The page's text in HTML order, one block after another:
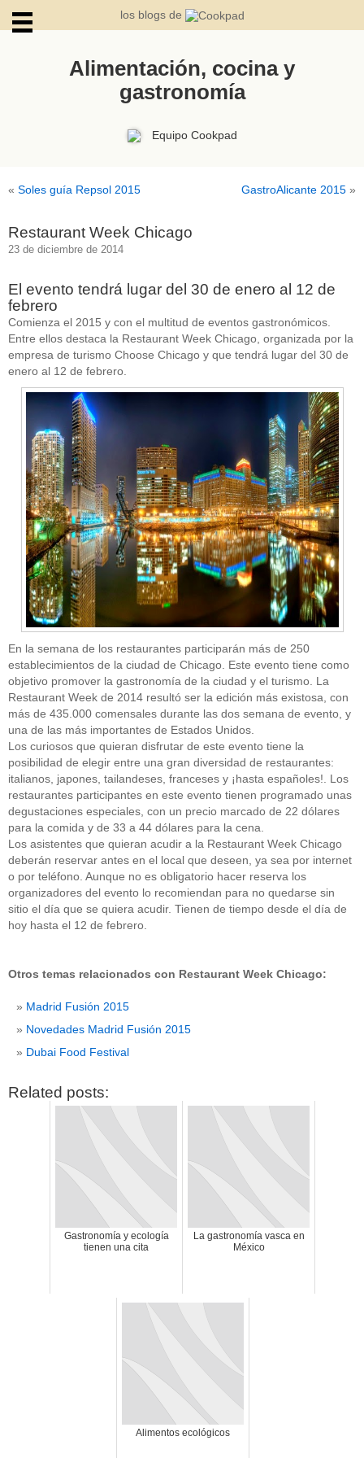
los blogs de
Alimentación, cocina y
gastronomía
Equipo Cookpad
« Soles guía Repsol 2015 GastroAlicante 2015 »
Restaurant Week Chicago
23 de diciembre de 2014
El evento tendrá lugar del 30 de enero al 12 de
febrero
Comienza el 2015 y con el multitud de eventos gastronómicos.
Entre ellos destaca la Restaurant Week Chicago, organizada por la
empresa de turismo Choose Chicago y que tendrá lugar del 30 de
enero al 12 de febrero.
En la semana de los restaurantes participarán más de 250
establecimientos de la ciudad de Chicago. Este evento tiene como
objetivo promover la gastronomía de la ciudad y el turismo. La
Restaurant Week de 2014 resultó ser la edición más existosa, con
más de 435.000 comensales durante las dos semana de evento, y
una de las más importantes de Estados Unidos.
Los curiosos que quieran disfrutar de este evento tiene la
posibilidad de elegir entre una gran diversidad de restaurantes:
italianos, japones, tailandeses, franceses y ¡hasta españoles!. Los
restaurantes participantes en este evento tienen programado unas
degustaciones especiales, con un precio marcado de 22 dólares
para la comida y de 33 a 44 dólares para la cena.
Los asistentes que quieran acudir a la Restaurant Week Chicago
deberán reservar antes en el local que deseen, ya sea por internet
o por teléfono. Aunque no es obligatorio hacer reserva los
organizadores del evento lo recomiendan para no quedarse sin
sitio el día que se quiera acudir. Tienen de tiempo desde el día de
hoy hasta el 12 de febrero.
Otros temas relacionados con Restaurant Week Chicago:
Madrid Fusión 2015
Novedades Madrid Fusión 2015
Dubai Food Festival
Related posts:
Gastronomía y ecología
tienen una cita
La gastronomía vasca en
México
Alimentos ecológicos